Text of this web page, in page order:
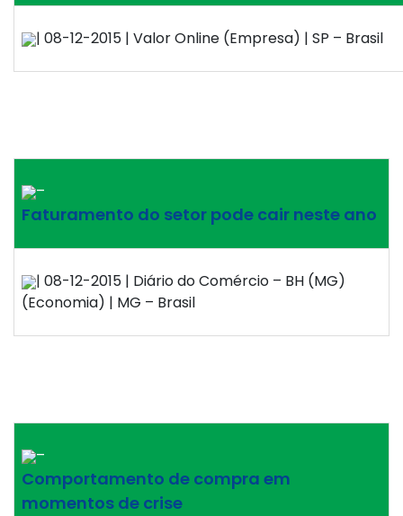
| 08-12-2015 | Valor Online (Empresa) | SP – Brasil
–
Faturamento do setor pode cair neste ano
| 08-12-2015 | Diário do Comércio – BH (MG)
(Economia) | MG – Brasil
–
Comportamento de compra em
momentos de crise